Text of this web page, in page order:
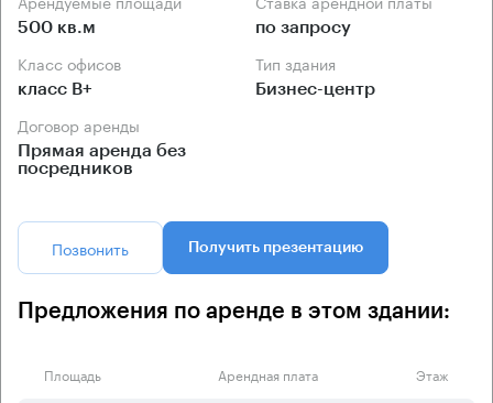
500 кв.м по запросу
Класс офисов
класс B+
Тип здания
Бизнес-центр
Договор аренды
Прямая аренда без
посредников
Позвонить Получить презентацию
Предложения по аренде в этом здании:
Площадь Арендная плата Этаж